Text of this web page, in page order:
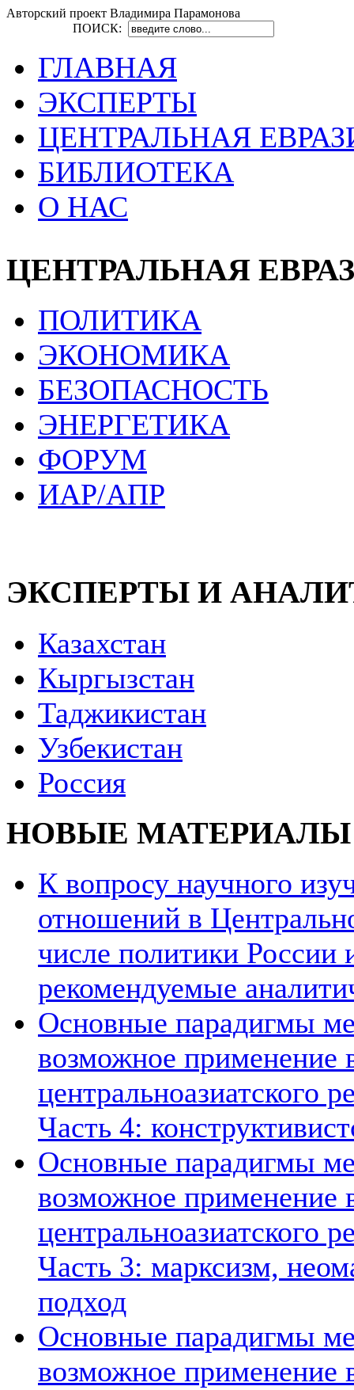
Авторский проект Владимира Парамонова
ПОИСК:
ГЛАВНАЯ
ЭКСПЕРТЫ
ЦЕНТРАЛЬНАЯ
БИБЛИОТЕКА
О НАС
ЦЕНТРАЛЬНАЯ
ПОЛИТИКА
ЭКОНОМИКА
БЕЗОПАСНОСТЬ
ЭНЕРГЕТИКА
ФОРУМ
ИАР/АПР
ЭКСПЕРТЫ И
Казахстан
Кыргызстан
Таджикистан
Узбекистан
Россия
НОВЫЕ МАТЕРИАЛЫ
К вопросу научного
отношений в
числе политики России
рекомендуемые
Основные парадигмы
возможное применение
центральноазиатского
Часть 4:
Основные парадигмы
возможное применение
центральноазиатского
Часть 3: марксизм,
подход
Основные парадигмы
возможное применение